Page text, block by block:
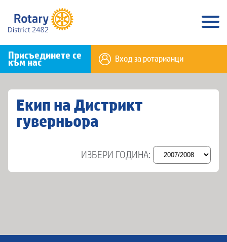
Присъединете се
към нас Вход за ротарианци
Екип на Дистрикт
гуверньора
ИЗБЕРИ ГОДИНА: